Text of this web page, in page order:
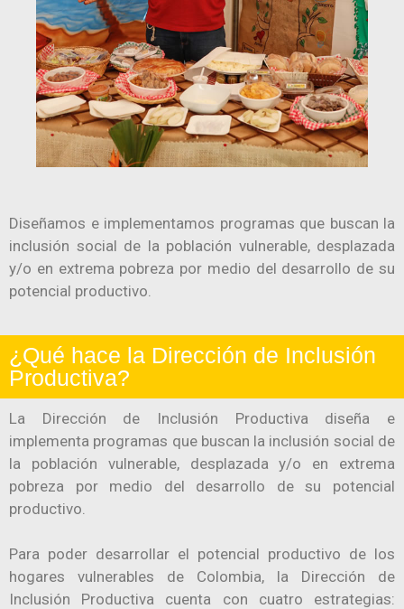
Diseñamos e implementamos programas que buscan la
inclusión social de la población vulnerable, desplazada
y/o en extrema pobreza por medio del desarrollo de su
potencial productivo.
¿Qué hace la Dirección de Inclusión
Productiva?
La Dirección de Inclusión Productiva diseña e
implementa programas que buscan la inclusión social de
la población vulnerable, desplazada y/o en extrema
pobreza por medio del desarrollo de su potencial
productivo.
Para poder desarrollar el potencial productivo de los
hogares vulnerables de Colombia, la Dirección de
Inclusión Productiva cuenta con cuatro estrategias: